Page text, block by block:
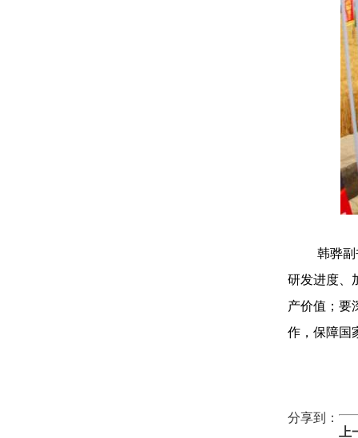
韩骅
研发进度、
产价值；要
作，保障国
分享到：